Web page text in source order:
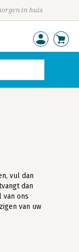
in huis
vul dan
dan
van ons
van uw